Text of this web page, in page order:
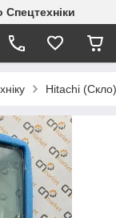
Hitachi (Скло)